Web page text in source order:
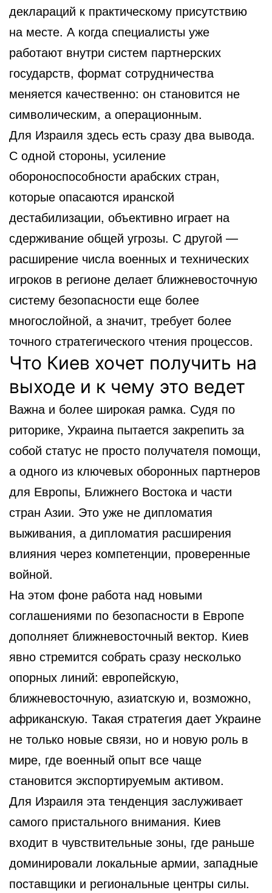
деклараций к практическому присутствию
на месте. А когда специалисты уже
работают внутри систем партнерских
государств, формат сотрудничества
меняется качественно: он становится не
символическим, а операционным.
Для Израиля здесь есть сразу два вывода.
С одной стороны, усиление
обороноспособности арабских стран,
которые опасаются иранской
дестабилизации, объективно играет на
сдерживание общей угрозы. С другой —
расширение числа военных и технических
игроков в регионе делает ближневосточную
систему безопасности еще более
многослойной, а значит, требует более
точного стратегического чтения процессов.
Что Киев хочет получить на
выходе и к чему это ведет
Важна и более широкая рамка. Судя по
риторике, Украина пытается закрепить за
собой статус не просто получателя помощи,
а одного из ключевых оборонных партнеров
для Европы, Ближнего Востока и части
стран Азии. Это уже не дипломатия
выживания, а дипломатия расширения
влияния через компетенции, проверенные
войной.
На этом фоне работа над новыми
соглашениями по безопасности в Европе
дополняет ближневосточный вектор. Киев
явно стремится собрать сразу несколько
опорных линий: европейскую,
ближневосточную, азиатскую и, возможно,
африканскую. Такая стратегия дает Украине
не только новые связи, но и новую роль в
мире, где военный опыт все чаще
становится экспортируемым активом.
Для Израиля эта тенденция заслуживает
самого пристального внимания. Киев
входит в чувствительные зоны, где раньше
доминировали локальные армии, западные
поставщики и региональные центры силы.